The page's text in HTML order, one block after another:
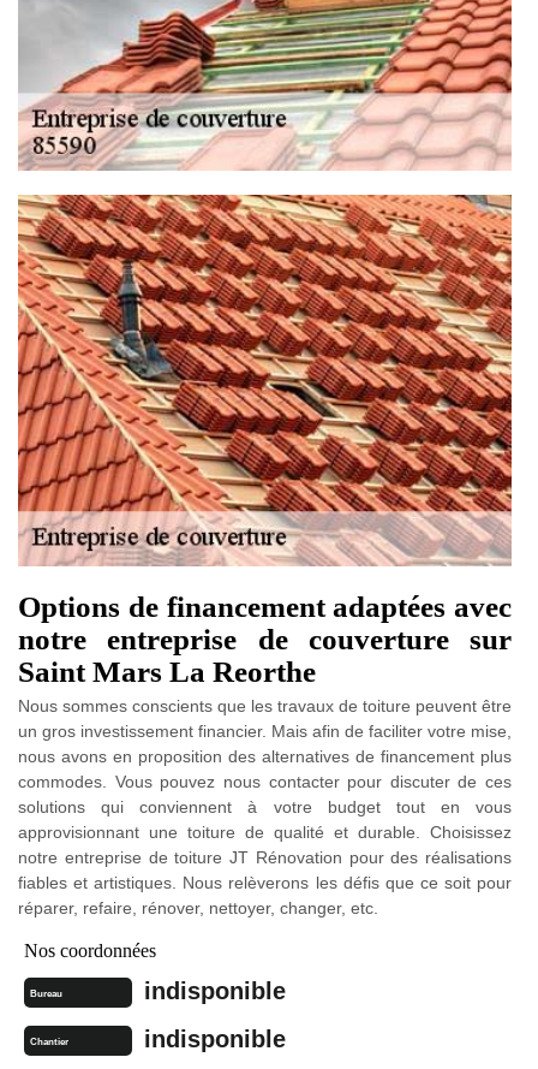
Options de financement adaptées avec
notre entreprise de couverture sur
Saint Mars La Reorthe
Nous sommes conscients que les travaux de toiture peuvent être
un gros investissement financier. Mais afin de faciliter votre mise,
nous avons en proposition des alternatives de financement plus
commodes. Vous pouvez nous contacter pour discuter de ces
solutions qui conviennent à votre budget tout en vous
approvisionnant une toiture de qualité et durable. Choisissez
notre entreprise de toiture JT Rénovation pour des réalisations
fiables et artistiques. Nous relèverons les défis que ce soit pour
réparer, refaire, rénover, nettoyer, changer, etc.
Nos coordonnées
Bureau indisponible
Chantier indisponible